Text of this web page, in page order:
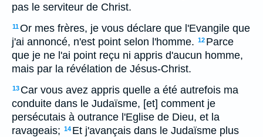
pas le serviteur de Christ.
11Or mes frères, je vous déclare que l'Evangile que
j'ai annoncé, n'est point selon l'homme. 12 Parce
que je ne l'ai point reçu ni appris d'aucun homme,
mais par la révélation de Jésus-Christ.
13 Car vous avez appris quelle a été autrefois ma
conduite dans le Judaïsme, [et] comment je
persécutais à outrance l'Eglise de Dieu, et la
ravageais; 14 Et j'avançais dans le Judaïsme plus